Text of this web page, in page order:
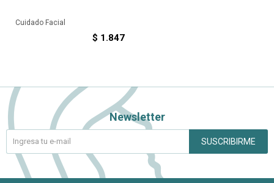
Cuidado Facial
$ 1.847
Newsletter
SUSCRIBIRME